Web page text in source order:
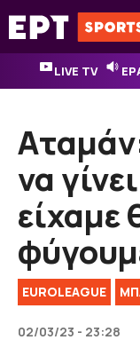
Μετάβαση
σε
περιεχόμενο
LIVE TV
να
είχαμε
EUROLEAGUE
02/03/23 - 23:28